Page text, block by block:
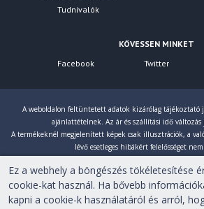
Tudnivalók
KÖVESSEN MINKET
Facebook
Twitter
A weboldalon feltüntetett adatok kizárólag tájékoztató
ajánlattételnek. Az ár és szállítási idő
A termékeknél megjelenített képek csak illusztrációk, a
lévő esetleges hibákért felelősséget
Eltérés esetén a gyártó által megadott paraméterek
számoljuk!
Copyright © 2007-2026 First Computer Kft. Minden
Ez a webhely a böngészés tökéletesítése
cookie-kat használ. Ha bővebb
kapni a cookie-k használatáról és arról,